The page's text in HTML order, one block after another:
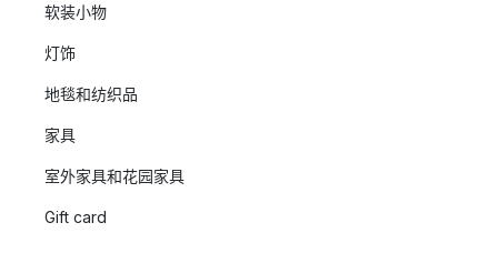
软装小物
灯饰
地毯和纺织品
家具
室外家具和花园家具
Gift card